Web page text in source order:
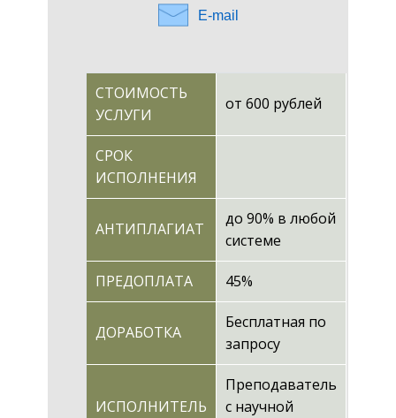
E-mail
СТОИМОСТЬ
УСЛУГИ
от 600 рублей
СРОК
ИСПОЛНЕНИЯ
АНТИПЛАГИАТ
до 90% в любой
системе
ПРЕДОПЛАТА 45%
ДОРАБОТКА
Бесплатная по
запросу
ИСПОЛНИТЕЛЬ
Преподаватель
с научной